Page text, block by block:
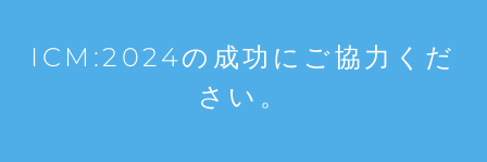
ICM:2024の成功にご協力くだ
さい。